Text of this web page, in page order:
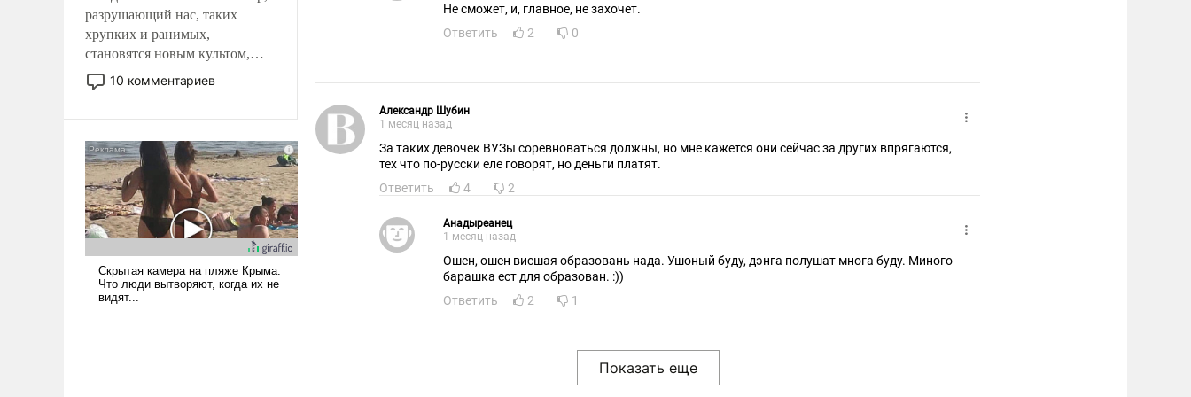
разрушающий нас, таких
хрупких и ранимых,
становятся новым культом,
постепенно вытесняя и
отменяя традиционное
ударами судьбы, брать на себя
ответственность, помогать
слабым, идти вперед и
адаптироваться.
10 комментариев
Не сможет, и, главное, не захочет.
Ответить
2 0
Александр Шубин
1 месяц назад
За таких девочек ВУЗы соревноваться должны, но мне кажется они сейчас за других впрягаются,
тех что по-русски еле говорят, но деньги платят.
Ответить
4 2
Анадыреанец
1 месяц назад
Ошен, ошен висшая образовань нада. Ушоный буду, дэнга полушат многа буду. Миного
барашка ест для образован. :))
Ответить
2 1